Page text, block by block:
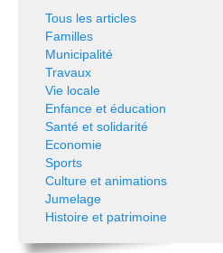
Tous les articles
Familles
Municipalité
Travaux
Vie locale
Enfance et éducation
Santé et solidarité
Economie
Sports
Culture et animations
Jumelage
Histoire et patrimoine